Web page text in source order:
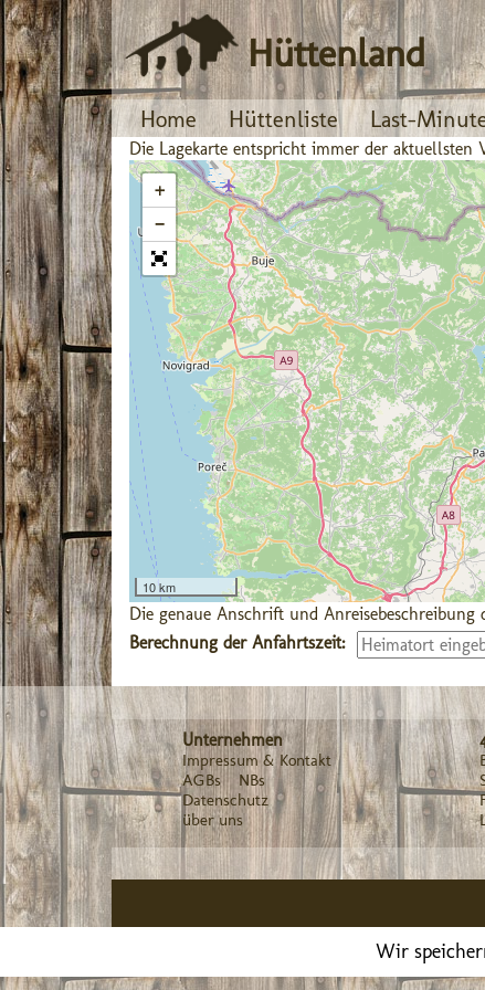
Hüttenland
Home Hüttenliste Last-
Die Lagekarte entspricht immer der aktuellsten
+
−
10 km
Die genaue Anschrift und
Berechnung der Anfahrtszeit:
Unternehmen
Impressum & Kontakt
AGBs
NBs
Datenschutz
über uns
Wir